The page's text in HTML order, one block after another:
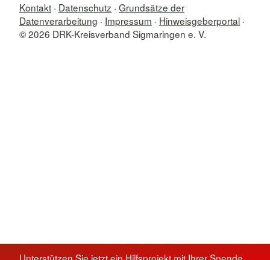
Kontakt Datenschutz Grundsätze der
Datenverarbeitung
Impressum
Hinweisgeberportal
© 2026 DRK-Kreisverband Sigmaringen e. V.